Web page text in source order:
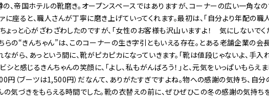
、帝国ホテルの靴磨き。オープンスペースではありますが、コーナーの広い一角な
に座ると、職人さんが丁寧に磨き上げていってくれます。最初は、「自分より年配の
ょっと心がざわざわしたのですが、「女性のお客様も沢山いますよ！ 気にしないでくだ
らの“きんちゃん”は、このコーナーの生き字引ともいえる存在。とある老舗企業の会
ながら、あっという間に、靴がピカピカになっていきます。「靴は値段じゃないよ、手入
と感じるきんちゃんの笑顔に、「よし、私もがんばろう！」と、元気をいっぱいもらえ
円（ブーツは1,500円）だなんて、ありがたすぎですよね。物への感謝の気持ち、自
の気づきをもらえる時間でした。靴の衣替えの前に、ぜひぜひこの冬の感謝の気持